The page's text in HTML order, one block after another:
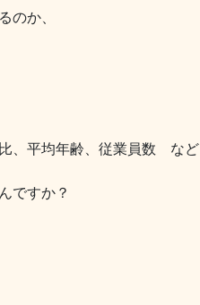
のか、
、平均年齢、従業員数 など
ですか？